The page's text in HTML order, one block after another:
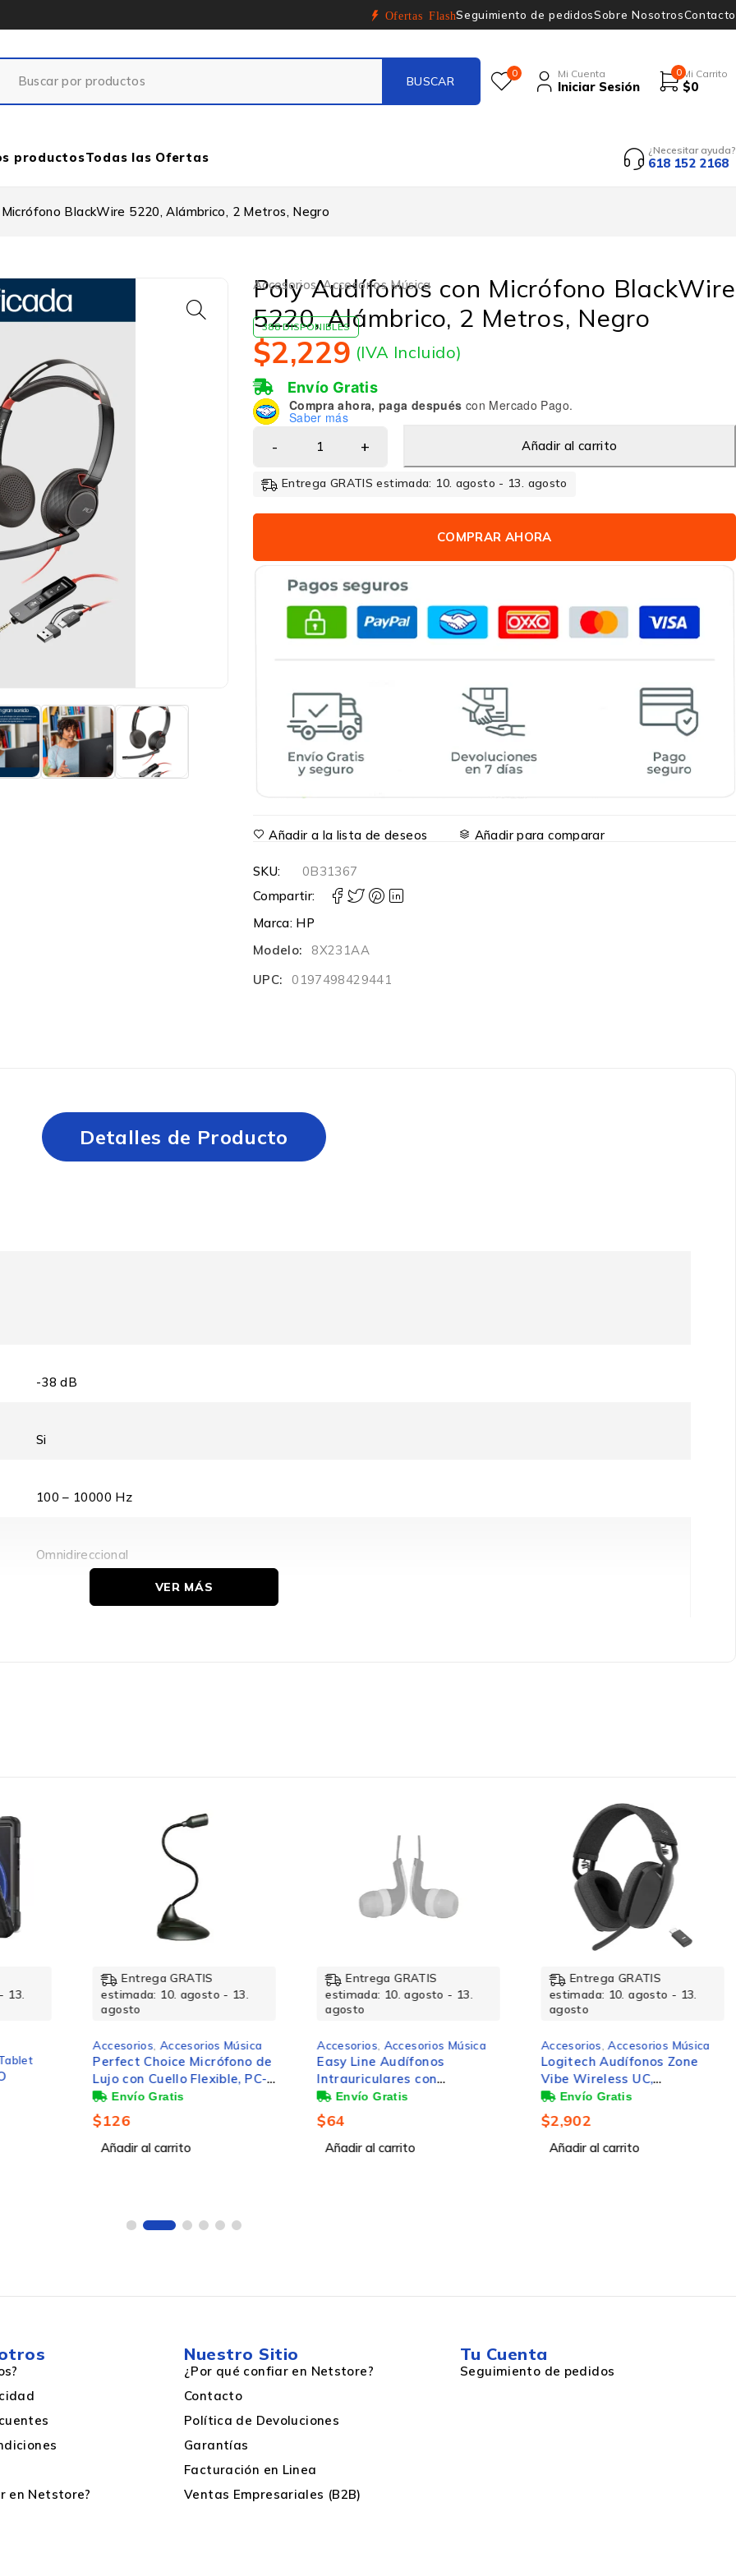
Ofertas FlashSeguimiento de pedidosSobre NosotrosContacto
0 Mi Cuenta
Iniciar Sesión
0 Mi Carrito
$0
productosTodas las Ofertas ¿Necesitar ayuda?
618 152 2168
BlackWire 5220, Alámbrico, 2 Metros, Negro
Accesorios,Accesorios Música
Poly Audífonos con Micrófono BlackWire
5220, Alámbrico, 2 Metros, Negro
388 DISPONIBLES
$2,229 (IVA Incluido)
Envío Gratis
Compra ahora, paga después con Mercado Pago.
Saber más
Añadir al carrito
Entrega GRATIS estimada: 10. agosto - 13. agosto
COMPRAR AHORA
Añadir a la lista de deseos Añadir para comparar
SKU:
0B31367
Compartir:
Marca: HP
Modelo:
8X231AA
UPC:
0197498429441
Detalles de Producto
-38 dB
Si
100 – 10000 Hz
Omnidireccional
Si
32 Ohmio
VER MÁS
13.
Entrega GRATIS
estimada: 10. agosto - 13.
agosto
Accesorios Accesorios Música
Perfect Choice Micrófono de
Lujo con Cuello Flexible, PC-
110279, Alámbrico, Negro
$126
Añadir al carrito
Entrega GRATIS
estimada: 10. agosto - 13.
agosto
Accesorios Accesorios Música
Easy Line Audífonos
Intrauriculares con
Micrófono EL-995241,
Alámbrico, 3.5mm, Gris
$64
Añadir al carrito
Entrega GRATIS
estimada: 10. agosto - 13.
agosto
Accesorios Accesorios Música
Logitech Audífonos Zone
Vibe Wireless UC,
Inalámbrico, USB-A/USB-C,
Grafito
$2,902
Añadir al carrito
en Netstore?
Nuestro Sitio
¿Por qué confiar en Netstore?
Contacto
Política de Devoluciones
Garantías
Facturación en Linea
Ventas Empresariales (B2B)
Tu Cuenta
Seguimiento de pedidos